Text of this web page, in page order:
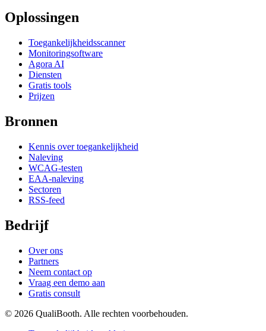
Oplossingen
Toegankelijkheidsscanner
Monitoringsoftware
Agora AI
Diensten
Gratis tools
Prijzen
Bronnen
Kennis over toegankelijkheid
Naleving
WCAG-testen
EAA-naleving
Sectoren
RSS-feed
Bedrijf
Over ons
Partners
Neem contact op
Vraag een demo aan
Gratis consult
© 2026 QualiBooth. Alle rechten voorbehouden.